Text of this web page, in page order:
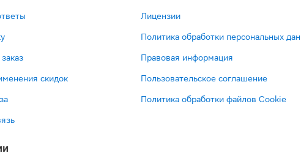
скидок
Лицензии
Политика обработки персональных
Правовая информация
Пользовательское соглашение
Политика обработки файлов Cookie